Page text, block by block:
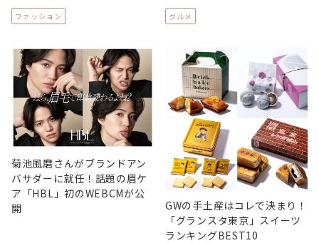
ファッション グルメ
菊池風磨さんがブランドアン
バサダーに就任！話題の眉ケ
ア「HBL」初のWEBCMが公
開
GWの手土産はコレで決まり！
「グランスタ東京」スイーツ
ランキングBEST10